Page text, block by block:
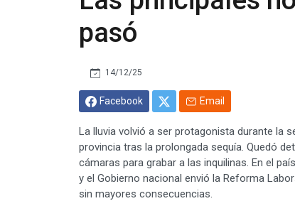
pasó
14/12/25
Facebook Email
La lluvia volvió a ser protagonista durante la
provincia tras la prolongada sequía. Quedó
cámaras para grabar a las inquilinas. En el
y el Gobierno nacional envió la Reforma
sin mayores consecuencias.